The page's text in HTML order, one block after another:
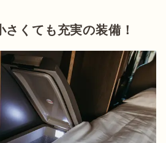
さくても充実の装備！